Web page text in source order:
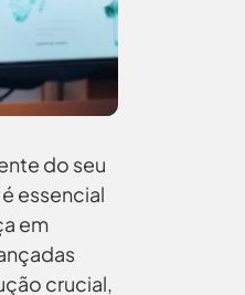
do seu
essencial
em
crucial,